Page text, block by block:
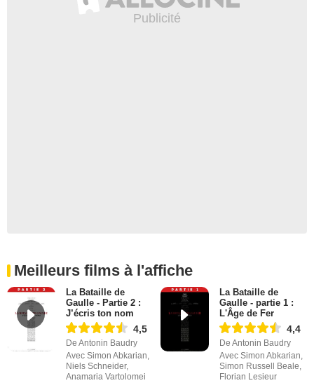
Meilleurs films à l'affiche
La Bataille de
Gaulle - Partie 2 :
J’écris ton nom
4,5
De Antonin Baudry
Avec Simon Abkarian,
Niels Schneider,
Anamaria Vartolomei
La Bataille de
Gaulle - partie 1 :
L'Âge de Fer
4,4
De Antonin Baudry
Avec Simon Abkarian,
Simon Russell Beale,
Florian Lesieur